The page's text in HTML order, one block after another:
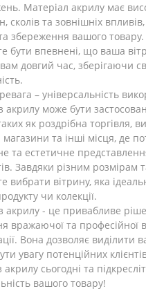
Матеріал акрилу має
сколів та зовнішніх
збереження вашого
бути впевнені, що ваша
довгий час, зберігаючи
– універсальність
акрилу може бути
як роздрібна торгівля,
магазини та інші місця, де
та естетичне
Завдяки різним розмірам
вибрати вітрину, яка
чи колекції.
акрилу - це привабливе
вражаючої та професійної
Вона дозволяє виділити
увагу потенційних
акрилу сьогодні та
вашого товару!